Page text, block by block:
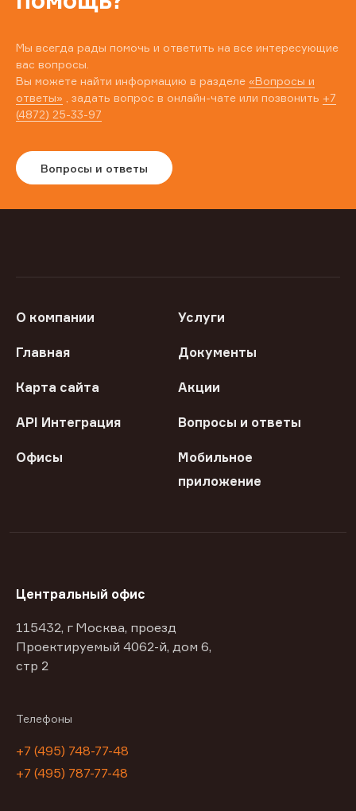
Мы всегда рады помочь и ответить на все интересующие
вас вопросы.
Вы можете найти информацию в разделе «Вопросы и
ответы» , задать вопрос в онлайн-чате или позвонить +7
(4872) 25-33-97
Вопросы и ответы
О компании Услуги
Главная Документы
Карта сайта Акции
API Интеграция Вопросы и ответы
Офисы
Мобильное
приложение
Центральный офис
115432, г Москва, проезд
Проектируемый 4062-й, дом 6,
стр 2
Телефоны
+7 (495) 748-77-48
+7 (495) 787-77-48